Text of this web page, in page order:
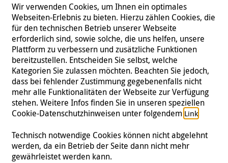
Folgen Sie uns
Wir verwenden Cookies, um Ihnen ein optimales
Webseiten-Erlebnis zu bieten. Hierzu zählen Cookies, die
für den technischen Betrieb unserer Webseite
erforderlich sind, sowie solche, die uns helfen, unsere
Plattform zu verbessern und zusätzliche Funktionen
bereitzustellen. Entscheiden Sie selbst, welche
Kategorien Sie zulassen möchten. Beachten Sie jedoch,
dass bei fehlender Zustimmung gegebenenfalls nicht
mehr alle Funktionalitäten der Webseite zur Verfügung
stehen. Weitere Infos finden Sie in unseren speziellen
Cookie-Datenschutzhinweisen unter folgendem Link.
Technisch notwendige Cookies können nicht abgelehnt
werden, da ein Betrieb der Seite dann nicht mehr
gewährleistet werden kann.